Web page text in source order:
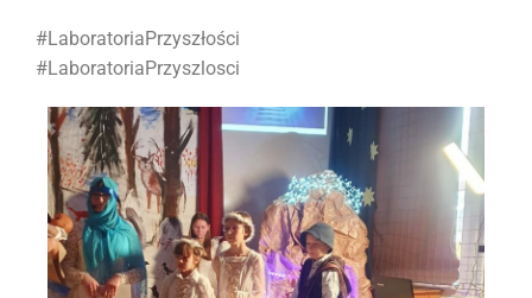
#LaboratoriaPrzyszłości
#LaboratoriaPrzyszlosci